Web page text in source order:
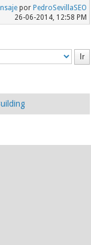
por PedroSevillaSEO
26-06-2014, 12:58 PM